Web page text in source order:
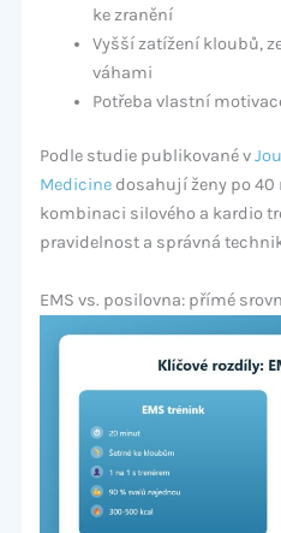
ke zranění
Vyšší zatížení kloubů,
váhami
Potřeba vlastní
Podle studie publikované v
Medicinedosahují ženy po 40
kombinaci silového a kardio
pravidelnost a správná
EMS vs. posilovna: přímé